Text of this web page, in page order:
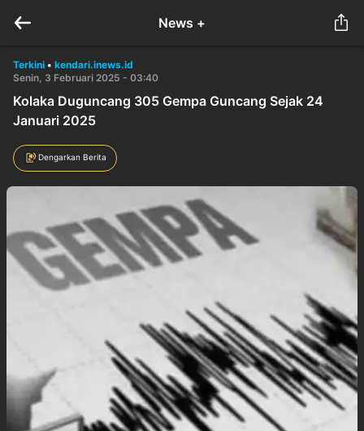
News +
Terkini • kendari.inews.id
Senin, 3 Februari 2025 - 03:40
Kolaka Duguncang 305 Gempa Guncang Sejak 24
Januari 2025
Dengarkan Berita